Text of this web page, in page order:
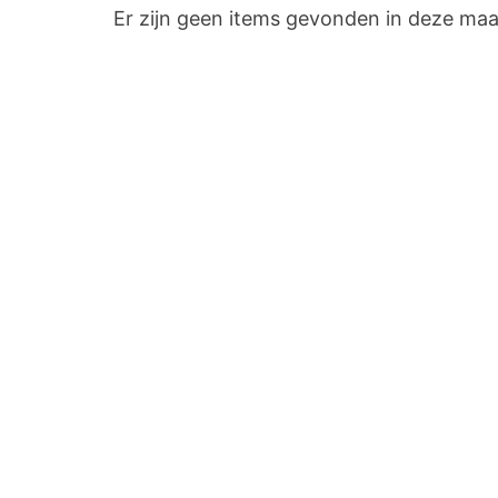
Er zijn geen items gevonden in deze